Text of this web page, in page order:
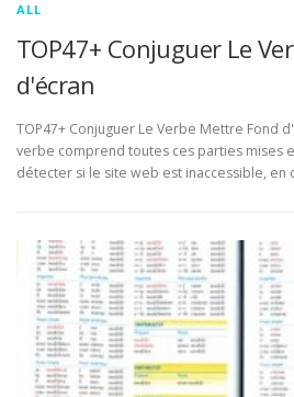
ALL
TOP47+ Conjuguer Le
d'écran
TOP47+ Conjuguer Le Verbe Mettre Fond
verbe comprend toutes ces parties mises
détecter si le site web est inaccessible, en